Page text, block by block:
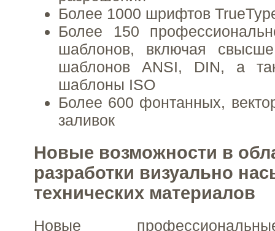
Более 1000 шрифтов
Более 150
шаблонов, включая
шаблонов ANSI, DIN, а
шаблоны ISO
Более 600 фонтанных,
заливок
Новые возможности в
разработки визуально
технических материалов
Новые